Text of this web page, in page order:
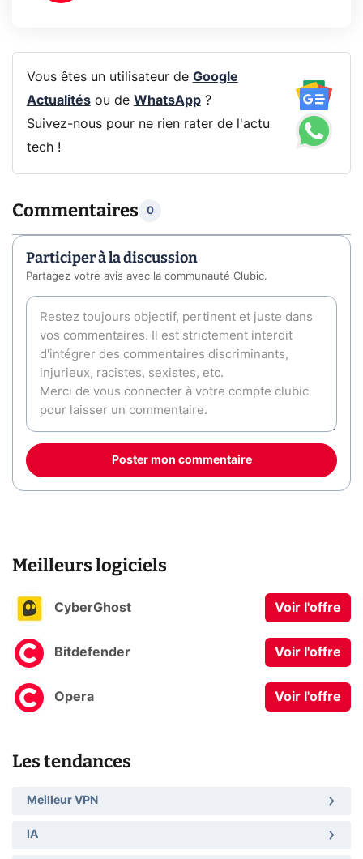
Vous êtes un utilisateur de Google
Actualitésou de WhatsApp?
Suivez-nous pour ne rien rater de l'actu
tech !
Commentaires 0
Participer à la discussion
Partagez votre avis avec la communauté Clubic.
Poster mon commentaire
Meilleurs logiciels
CyberGhost Voir l'offre
Bitdefender Voir l'offre
Opera Voir l'offre
Les tendances
Meilleur VPN
IA